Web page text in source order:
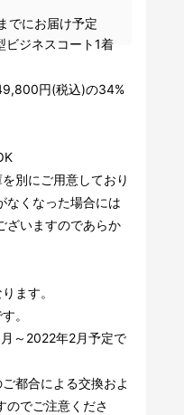
までにお届け予定
ジネスコート1着
円(税込)の34%
別にご用意しており
なくなった場合には
ざいますのであらか
ます。
。
～2022年2月予定で
都合による交換およ
のでご注意くださ